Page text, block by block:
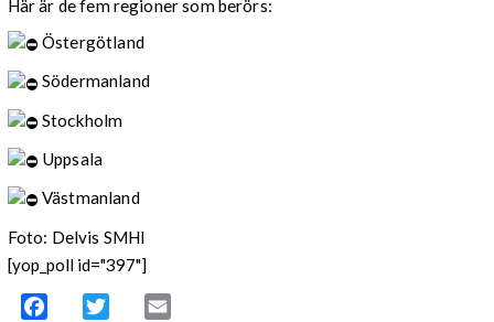
Här är de fem regioner som berörs:
Östergötland
Södermanland
Stockholm
Uppsala
Västmanland
Foto: Delvis SMHI
[yop_poll id="397"]
Facebook Twitter